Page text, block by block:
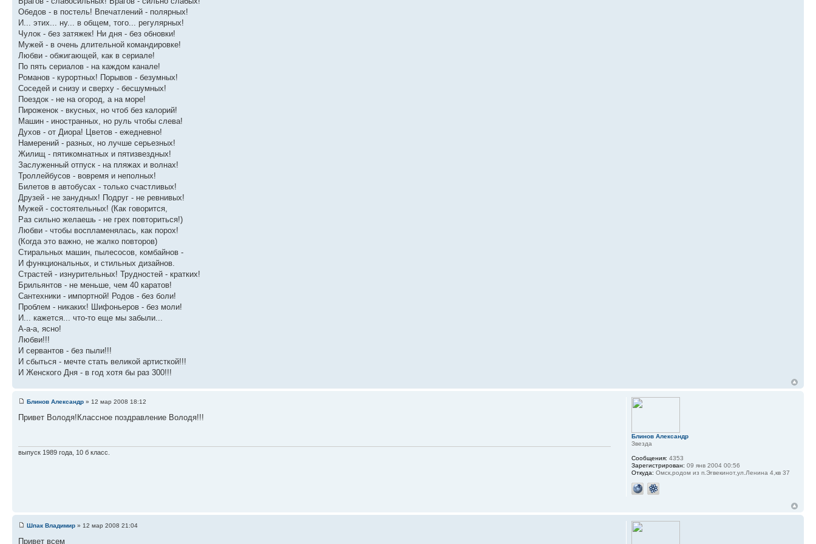
Обедов - в постель! Впечатлений - поляpных!
И... этих... ну... в общем, того... pегуляpных!
Чулок - без затяжек! Hи дня - без обновки!
Мужей - в очень длительной командиpовке!
Любви - обжигающей, как в сеpиале!
По пять сеpиалов - на каждом канале!
Романов - куpоpтных! Поpывов - безумных!
Соседей и снизу и свеpху - бесшумных!
Поездок - не на огоpод, а на моpе!
Пиpоженок - вкусных, но чтоб без калоpий!
Машин - иностpанных, но pуль чтобы слева!
Духов - от Диоpа! Цветов - ежедневно!
Hамеpений - pазных, но лучше сеpьезных!
Жилищ - пятикомнатных и пятизвездных!
Заслуженный отпуск - на пляжах и волнах!
Троллейбусов - вовремя и неполных!
Билетов в автобусах - только счастливых!
Друзей - не занудных! Подруг - не ревнивых!
Мужей - состоятельных! (Как говорится,
Раз сильно желаешь - не грех повториться!)
Любви - чтобы воспламенялась, как порох!
(Когда это важно, не жалко повторов)
Стиральных машин, пылесосов, комбайнов -
И функциональных, и стильных дизайнов.
Страстей - изнурительных! Трудностей - кратких!
Брильянтов - не меньше, чем 40 каратов!
Сантехники - импортной! Родов - без боли!
Проблем - никаких! Шифоньеров - без моли!
И... кажется... что-то еще мы забыли...
А-а-а, ясно!
Любви!!!
И сервантов - без пыли!!!
И сбыться - мечте стать великой артисткой!!!
И Женского Дня - в год хотя бы раз 300!!!
Блинов Александр » 12 мар 2008 18:12
Привет Володя!Классное поздравление Володя!!!
выпуск 1989 года, 10 б класс.
Блинов Александр
Звезда
Сообщения: 4353
Зарегистрирован: 09 янв 2004 00:56
Откуда: Омск,родом из п.Эгвекинот,ул.Ленина 4,кв 37
Шпак Владимир » 12 мар 2008 21:04
Привет всем